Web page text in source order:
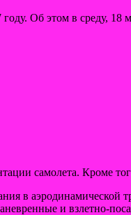
Об этом в среду,
самолета. Кроме
в аэродинамической
и взлетно-